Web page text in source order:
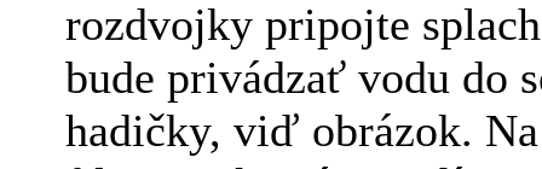
rozdvojky pripojte
bude privádzať vodu do
hadičky, viď obrázok.